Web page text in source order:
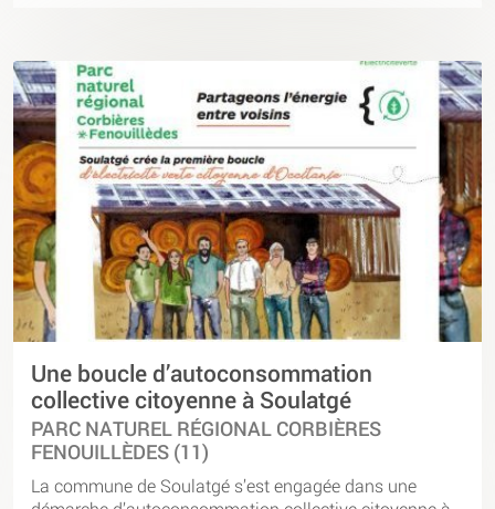
Une boucle d’autoconsommation
collective citoyenne à Soulatgé
PARC NATUREL RÉGIONAL CORBIÈRES
FENOUILLÈDES (11)
La commune de Soulatgé s’est engagée dans une